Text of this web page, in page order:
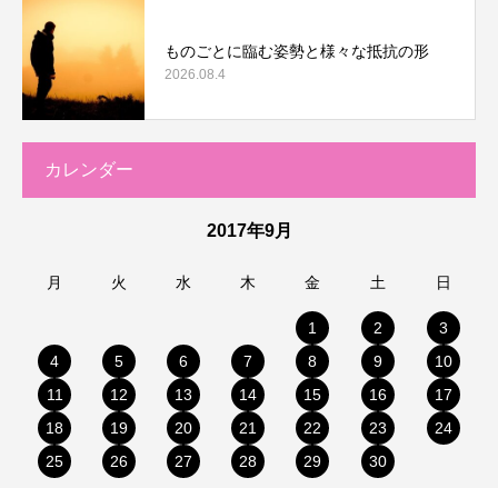
ものごとに臨む姿勢と様々な抵抗の形
2026.08.4
カレンダー
2017年9月
月 火 水 木 金 土 日
1 2
3
4
5 6 7 8 9
10
11
12 13 14 15 16
17
18
19 20 21 22 23
24
25
26 27 28 29 30